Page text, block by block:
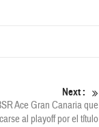
Next :
Ace Gran Canaria que
al playoff por el título